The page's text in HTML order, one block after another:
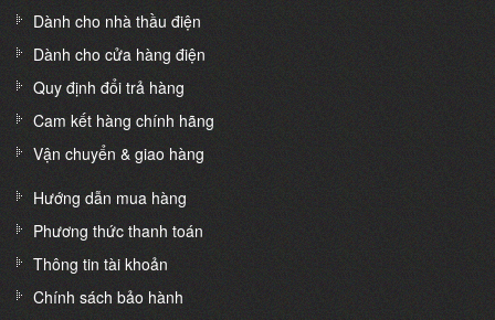
Dành cho nhà thầu điện
Dành cho cửa hàng điện
Quy định đổi trả hàng
Cam kết hàng chính hãng
Vận chuyển & giao hàng
Hướng dẫn mua hàng
Phương thức thanh toán
Thông tin tài khoản
Chính sách bảo hành